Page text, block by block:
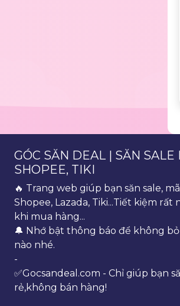
GÓC SĂN DEAL | SĂN SALE
SHOPEE, TIKI
🔥 Trang web giúp bạn săn sale,
Shopee, Lazada, Tiki...Tiết kiệm rất
khi mua hàng...
🔔 Nhớ bật thông báo để không
nào nhé.
-
✅Gocsandeal.com - Chỉ giúp bạn
rẻ,không bán hàng!